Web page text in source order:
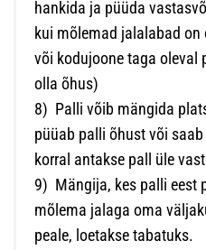
hankida ja püüda
kui mõlemad jalalabad
või kodujoone taga oleval
olla õhus)
8) Palli võib mängida
püüab palli õhust või
korral antakse pall üle
9) Mängija, kes palli eest
mõlema jalaga oma
peale, loetakse tabatuks.